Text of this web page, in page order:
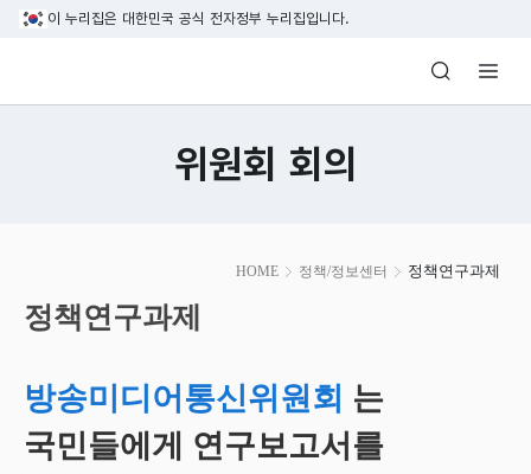
본문 바로가기
이 누리집은 대한민국 공식 전자정부 누리집입니다.
방송미디어통신위원회 Korea Media
위원회 회의
HOME 정책/정보센터 정책연구과제
시
작
정책연구과제
방송미디어통신위원회 는
국민들에게 연구보고서를